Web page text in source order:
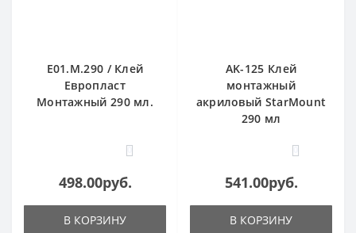
E01.M.290 / Клей
Европласт
Монтажный 290 мл.
0
498.00руб.
В КОРЗИНУ
AK-125 Клей
монтажный
акриловый StarMount
290 мл
0
541.00руб.
В КОРЗИНУ